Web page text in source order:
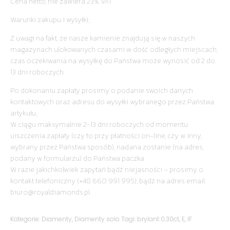
Warunki zakupu i wysyłki:,
Z uwagi na fakt, że nasze kamienie znajdują się w naszych
magazynach ulokowanych czasami w dość odległych miejscach,
czas oczekiwania na wysyłkę do Państwa może wynosić od 2 do
13 dni roboczych.
Po dokonaniu zapłaty prosimy o podanie swoich danych
kontaktowych oraz adresu do wysyłki wybranego przez Państwa
artykułu,
W ciągu maksymalnie 2-13 dni roboczych od momentu
uiszczenia zapłaty (czy to przy płatności on-line, czy w inny,
wybrany przez Państwa sposób), nadana zostanie (na adres,
podany w formularzu) do Państwa paczka.
W razie jakichkolwiek zapytań bądź niejasności – prosimy o
kontakt telefoniczny (+48 660 991 995), bądź na adres email:
biuro@royaldiamonds.pl
Kategorie: Diamenty, Diamenty solo Tagi: brylant 0.30ct, E, IF